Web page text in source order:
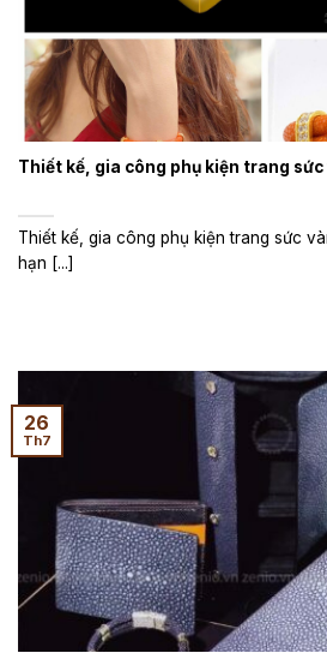
Thiết kế, gia công phụ kiện trang
Thiết kế, gia công phụ kiện trang sức
hạn [...]
26
Th7